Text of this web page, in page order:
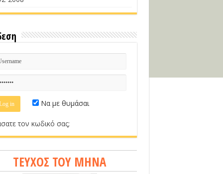
Να με θυμάσαι
τον κωδικό σας;
ΤΕΥΧΟΣ ΤΟΥ ΜΗΝΑ